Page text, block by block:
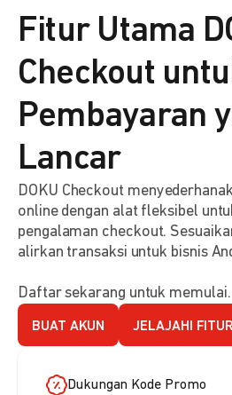
Fitur Utama
Checkout
Pembayaran
Lancar
DOKU Checkout
online dengan alat fleksibel
pengalaman checkout.
alirkan transaksi untuk bisnis
Daftar sekarang untuk memulai.
BUAT AKUN JELAJAHI FITUR
Dukungan Kode Promo